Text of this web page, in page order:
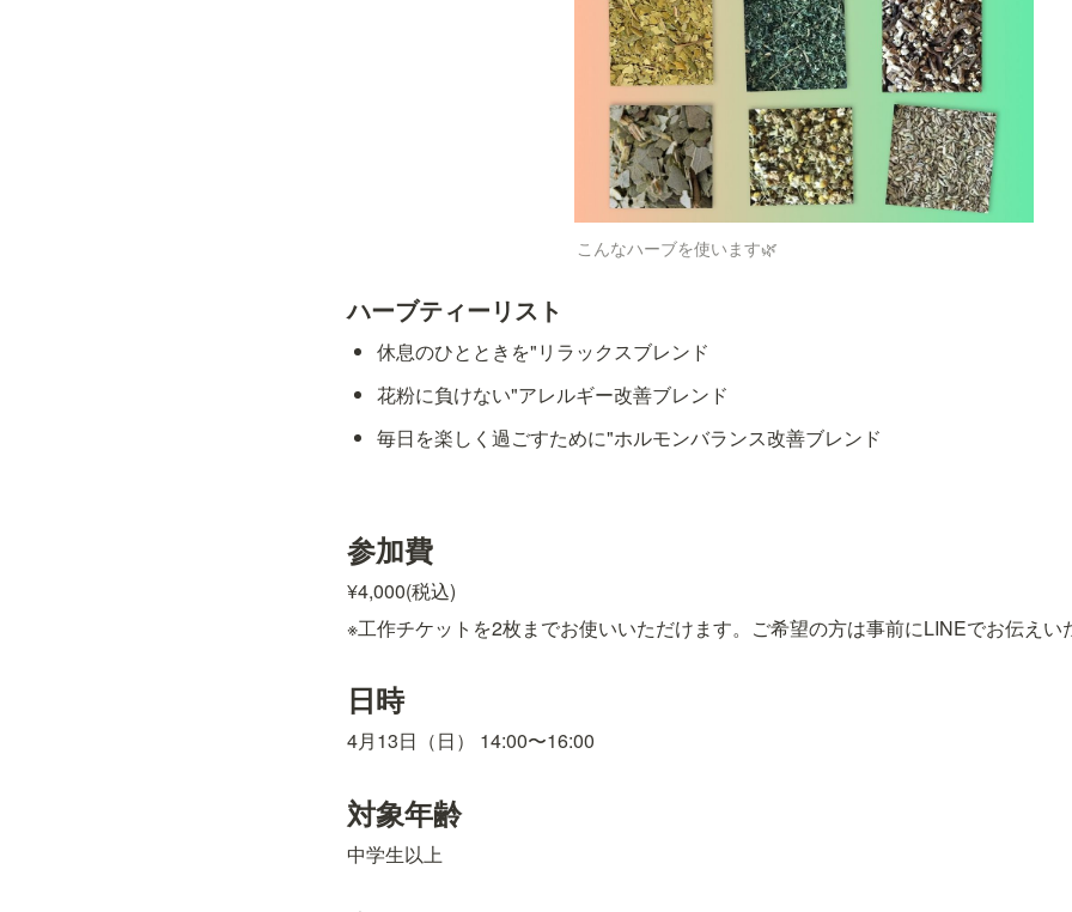
こんなハーブを使います🌿
ハーブティーリスト
休息のひとときを"リラックスブレンド
花粉に負けない"アレルギー改善ブレンド
毎日を楽しく過ごすために"ホルモンバランス改善ブレンド
参加費
¥4,000(税込)
※工作チケットを2枚までお使いいただけます。ご希望の方は事前にLINEでお伝えい
日時
4月13日（日） 14:00〜16:00
対象年齢
中学生以上